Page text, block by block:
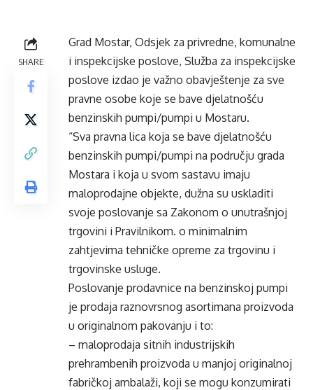
SHARE
Grad Mostar, Odsjek za privredne, komunalne
i inspekcijske poslove, Služba za inspekcijske
poslove izdao je važno obavještenje za sve
pravne osobe koje se bave djelatnošću
benzinskih pumpi/pumpi u Mostaru.
“Sva pravna lica koja se bave djelatnošću
benzinskih pumpi/pumpi na području grada
Mostara i koja u svom sastavu imaju
maloprodajne objekte, dužna su uskladiti
svoje poslovanje sa Zakonom o unutrašnjoj
trgovini i Pravilnikom. o minimalnim
zahtjevima tehničke opreme za trgovinu i
trgovinske usluge.
Poslovanje prodavnice na benzinskoj pumpi
je prodaja raznovrsnog asortimana proizvoda
u originalnom pakovanju i to:
– maloprodaja sitnih industrijskih
prehrambenih proizvoda u manjoj originalnoj
fabričkoj ambalaži, koji se mogu konzumirati